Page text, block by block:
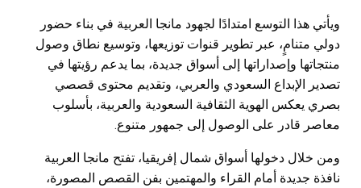
ويأتي هذا التوسع امتدادًا لجهود مانجا العربية في بناء حضور
دولي متنامٍ، عبر تطوير قنوات توزيعها، وتوسيع نطاق وصول
منتجاتها وإصداراتها إلى أسواق جديدة، بما يدعم رؤيتها في
تصدير الإبداع السعودي والعربي، وتقديم محتوى قصصي
بصري يعكس الهوية الثقافية السعودية والعربية، بأسلوب
معاصر قادر على الوصول إلى جمهور متنوع.
ومن خلال دخولها أسواق شمال إفريقيا، تفتح مانجا العربية
نافذة جديدة أمام القراء والمهتمين بفن القصص المصورة،